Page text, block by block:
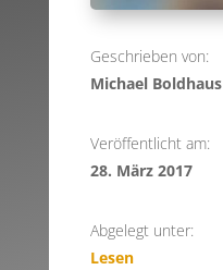
Geschrieben von:
Michael Boldhaus
Veröffentlicht am:
28. März 2017
Abgelegt unter:
Lesen